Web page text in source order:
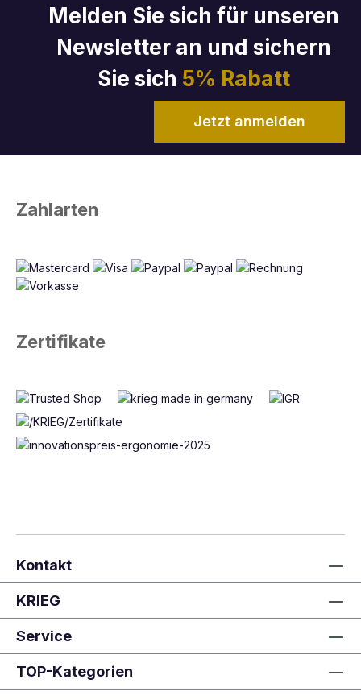
Melden Sie sich für unseren
Newsletter an und sichern
Sie sich 5% Rabatt
Jetzt anmelden
Zahlarten
Zertifikate
Kontakt
KRIEG
Service
TOP-Kategorien